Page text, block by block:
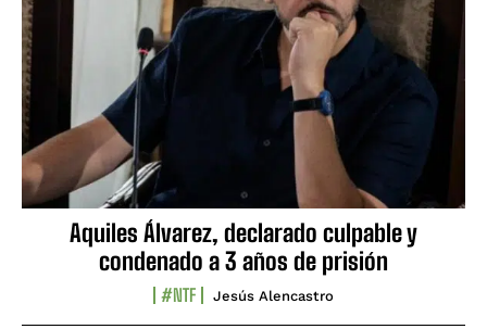
Aquiles Álvarez, declarado culpable y
condenado a 3 años de prisión
#NTF Jesús Alencastro